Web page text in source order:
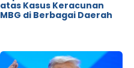
atas Kasus Keracunan
MBG di Berbagai Daerah